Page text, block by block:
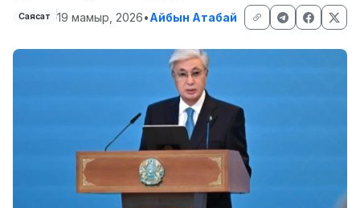
Саясат 19 мамыр, 2026•Айбын Атабай